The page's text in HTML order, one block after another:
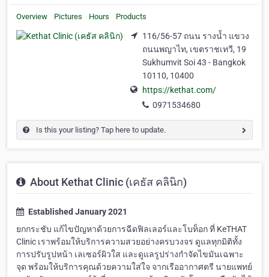
Overview Pictures Hours Products
116/56-57 ถนน รางน้ำ แขวง
ถนนพญาไท, เขตราชเทวี, 19
Sukhumvit Soi 43 - Bangkok
10110, 10400
https://kethat.com/
0971534680
Is this your listing? Tap here to update.
About Kethat Clinic (เคธัส คลินิก)
Established January 2021
ยกกระชับ แก้ไขปัญหาด้วยการฉีดฟิลเลอร์และโบท็อก ที่ KeTHAT
Clinic เราพร้อมให้บริการความสวยอย่างครบวงจร ดูแลทุกมิติทั้ง
การปรับรูปหน้า เลเซอร์ผิวใส และดูแลรูปร่างกำจัดไขมันเฉพาะ
จุด พร้อมให้บริการคุณด้วยความใส่ใจ จากเรืออากาศตรี นายแพทย์